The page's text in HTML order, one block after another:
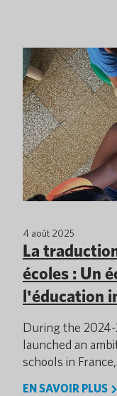
4 août 2025
La
écoles : Un
l'éducation
During the 2024-
launched an
schools in
EN SAVOIR PLUS